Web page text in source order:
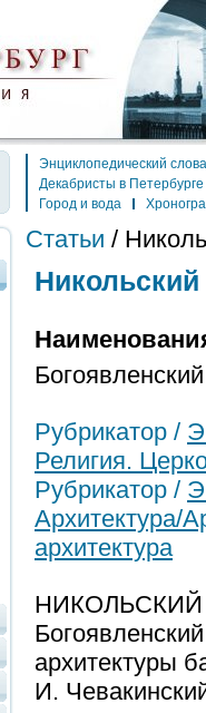
Энциклопедический
Декабристы в Петербурге
Город и вода
Статьи /
Рубрикатор /
Религия.
Рубрикатор /
Архитектура/
архитектура
НИКОЛЬСКИЙ
архитектуры
И.